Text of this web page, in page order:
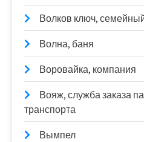
Волков ключ,
Волна, баня
Воровайка, компания
Вояж, служба заказа
транспорта
Вымпел